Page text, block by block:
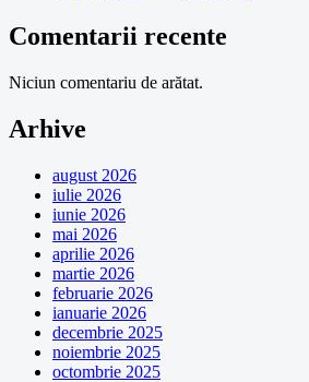
Comentarii recente
Niciun comentariu de arătat.
Arhive
august 2026
iulie 2026
iunie 2026
mai 2026
aprilie 2026
martie 2026
februarie 2026
ianuarie 2026
decembrie 2025
noiembrie 2025
octombrie 2025